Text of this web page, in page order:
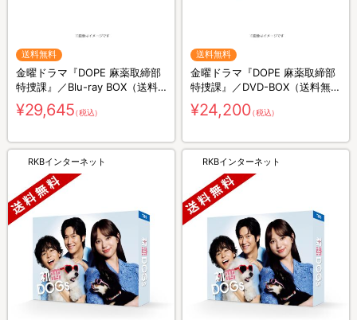
送料無料
金曜ドラマ『DOPE 麻薬取締部
特捜課』／Blu-ray BOX（送料
無料・4枚組）
¥29,645（税込）
送料無料
金曜ドラマ『DOPE 麻薬取締部
特捜課』／DVD-BOX（送料無
料・6枚組）
¥24,200（税込）
RKBインターネット RKBインターネット